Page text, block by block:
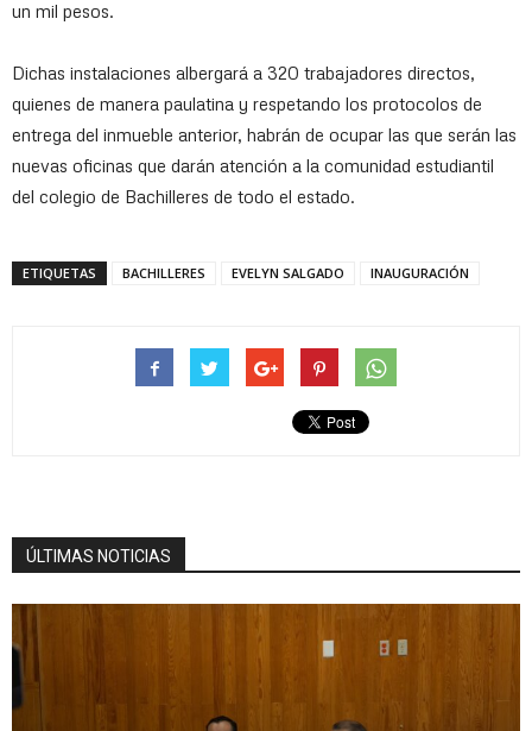
un mil pesos.
Dichas instalaciones albergará a 320 trabajadores directos,
quienes de manera paulatina y respetando los protocolos de
entrega del inmueble anterior, habrán de ocupar las que serán las
nuevas oficinas que darán atención a la comunidad estudiantil
del colegio de Bachilleres de todo el estado.
ETIQUETAS BACHILLERES EVELYN SALGADO INAUGURACIÓN
ÚLTIMAS NOTICIAS